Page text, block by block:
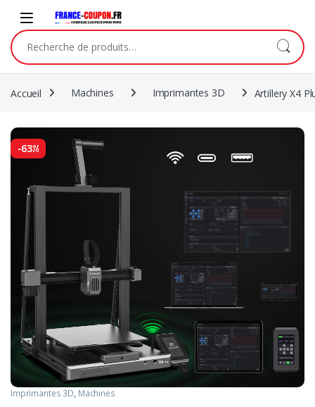
Accueil Machines Imprimantes 3D Artillery X4
-63%
Imprimantes 3D, Machines